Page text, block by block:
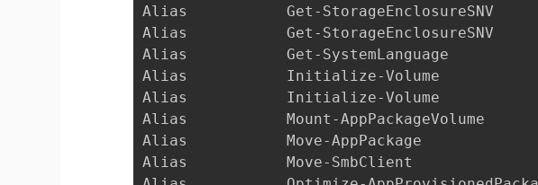
Alias           Get-
Alias           Get-
Alias           Get-
Alias
Alias
Alias           Mount-
Alias           Move-
Alias           Move-